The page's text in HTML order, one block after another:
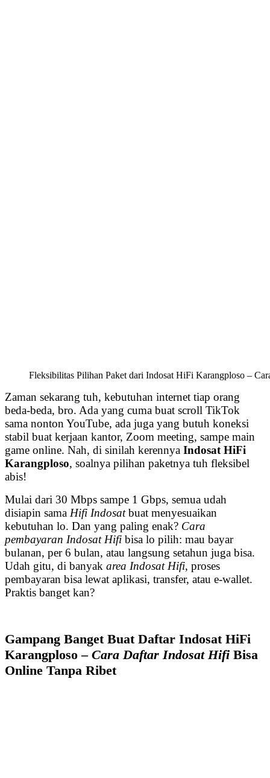
Fleksibilitas Pilihan Paket dari Indosat HiFi Karangploso –
Zaman sekarang tuh, kebutuhan internet tiap orang
beda-beda, bro. Ada yang cuma buat scroll TikTok
sama nonton YouTube, ada juga yang butuh koneksi
stabil buat kerjaan kantor, Zoom meeting, sampe main
game online. Nah, di sinilah kerennya Indosat HiFi
Karangploso, soalnya pilihan paketnya tuh fleksibel
abis!
Mulai dari 30 Mbps sampe 1 Gbps, semua udah
disiapin sama Hifi Indosatbuat menyesuaikan
kebutuhan lo. Dan yang paling enak? Cara
pembayaran Indosat Hifi bisa lo pilih: mau bayar
bulanan, per 6 bulan, atau langsung setahun juga bisa.
Udah gitu, di banyak area Indosat Hifi, proses
pembayaran bisa lewat aplikasi, transfer, atau e-wallet.
Praktis banget kan?
Gampang Banget Buat Daftar Indosat HiFi
Karangploso – Cara Daftar Indosat Hifi Bisa
Online Tanpa Ribet